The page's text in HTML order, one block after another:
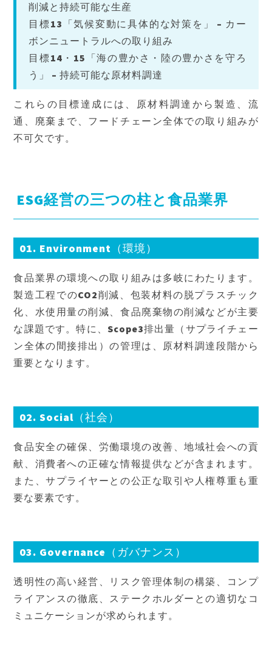
削減と持続可能な生産
目標13「気候変動に具体的な対策を」 – カー
ボンニュートラルへの取り組み
目標14・15「海の豊かさ・陸の豊かさを守ろ
う」 – 持続可能な原材料調達
これらの目標達成には、原材料調達から製造、流
通、廃棄まで、フードチェーン全体での取り組みが
不可欠です。
ESG経営の三つの柱と食品業界
01. Environment（環境）
食品業界の環境への取り組みは多岐にわたります。
製造工程でのCO2削減、包装材料の脱プラスチック
化、水使用量の削減、食品廃棄物の削減などが主要
な課題です。特に、Scope3排出量（サプライチェー
ン全体の間接排出）の管理は、原材料調達段階から
重要となります。
02. Social（社会）
食品安全の確保、労働環境の改善、地域社会への貢
献、消費者への正確な情報提供などが含まれます。
また、サプライヤーとの公正な取引や人権尊重も重
要な要素です。
03. Governance（ガバナンス）
透明性の高い経営、リスク管理体制の構築、コンプ
ライアンスの徹底、ステークホルダーとの適切なコ
ミュニケーションが求められます。